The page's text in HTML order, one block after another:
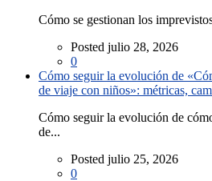
Cómo se gestionan los
Posted julio 28, 2026
0
Cómo seguir la evolución de
de viaje con niños»: métricas,
Cómo seguir la evolución de
de...
Posted julio 25, 2026
0